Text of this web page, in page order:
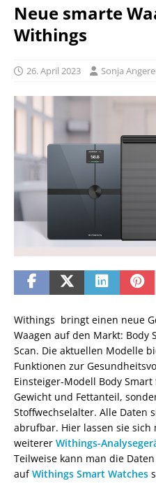
Neue smarte
Withings
26. April 2023 Sonja
Withings bringt einen neue
Waagen auf den Markt: Body
Scan. Die aktuellen Modelle
Funktionen zur
Einsteiger-Modell Body
Gewicht und Fettanteil,
Stoffwechselalter. Alle Daten
abrufbar. Hier lassen sie sich
weiterer Withings-
Teilweise kann man die
aufWithings Smart Watches